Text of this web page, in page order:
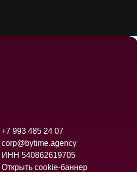
+7 993 485 24 07
corp@bytime.agency
ИНН 540862619705
Открыть cookie-баннер